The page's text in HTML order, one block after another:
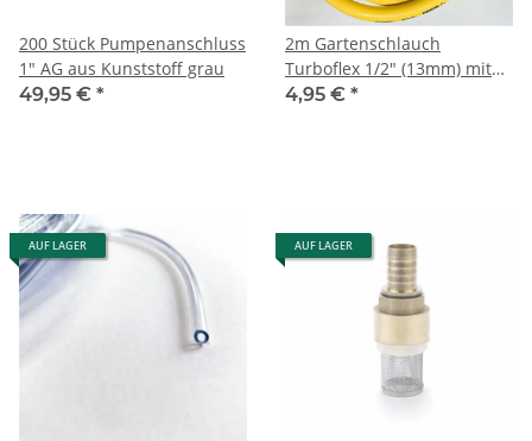
200 Stück Pumpenanschluss
1" AG aus Kunststoff grau
49,95 € *
2m Gartenschlauch
Turboflex 1/2" (13mm) mit
Armaturen Aquastop und
4,95 € *
AUF LAGER AUF LAGER